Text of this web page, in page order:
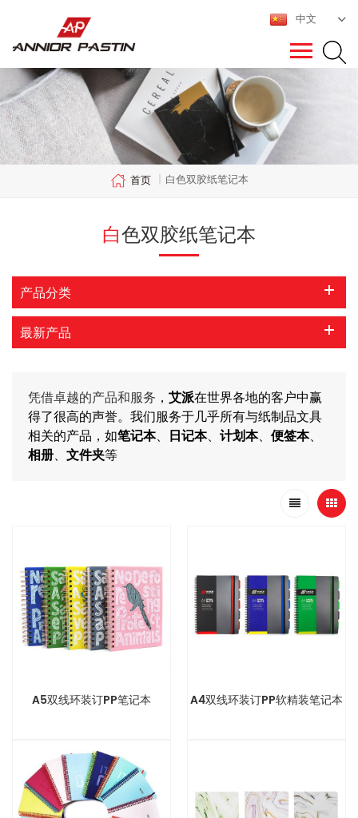
中文
首页 | 白色双胶纸笔记本
白色双胶纸笔记本
产品分类
最新产品
凭借卓越的产品和服务 ， 艾派在世界各地的客户中赢
得了很高的声誉。我们服务于几乎所有与纸制品文具
相关的产品，如笔记本、 日记本、 计划本、 便签本、
相册
文件夹等
A5双线环装订PP笔记本 A4双线环装订PP软精装笔记本